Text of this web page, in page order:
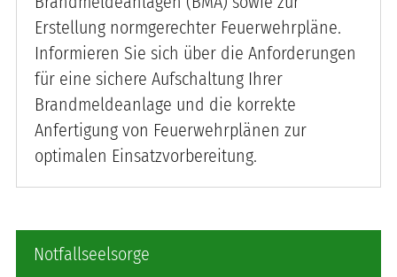
Erstellung normgerechter Feuerwehrpläne.
Informieren Sie sich über die Anforderungen
für eine sichere Aufschaltung Ihrer
Brandmeldeanlage und die korrekte
Anfertigung von Feuerwehrplänen zur
optimalen Einsatzvorbereitung.
Notfallseelsorge